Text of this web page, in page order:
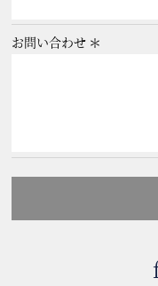
お問い合わせ